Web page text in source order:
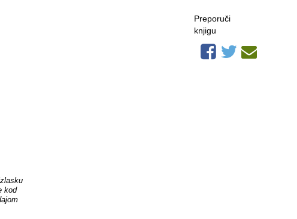
kod
Preporuči
knjigu